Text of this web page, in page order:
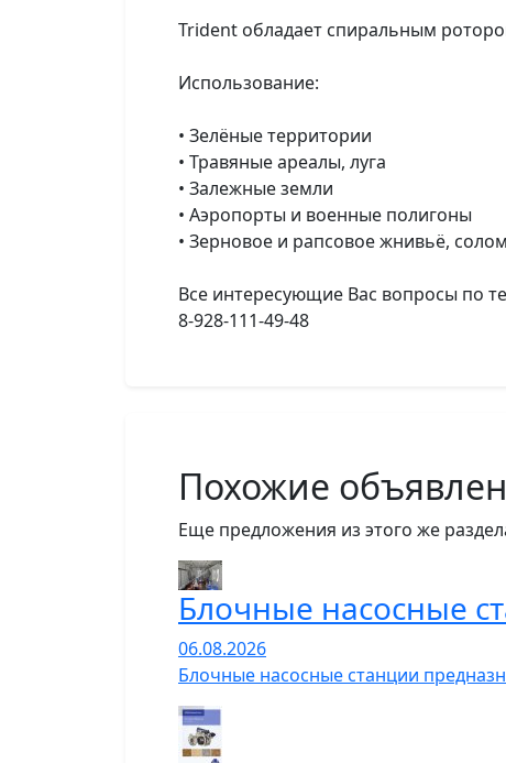
Trident обладает спиральным
Использование:
• Зелёные территории
• Травяные ареалы, луга
• Залежные земли
• Аэропорты и военные полигоны
• Зерновое и рапсовое жнивьё,
Все интересующие Вас вопросы по
8-928-111-49-48
Похожие
Еще предложения из этого же
Блочные насосные
06.08.2026
Блочные насосные станции